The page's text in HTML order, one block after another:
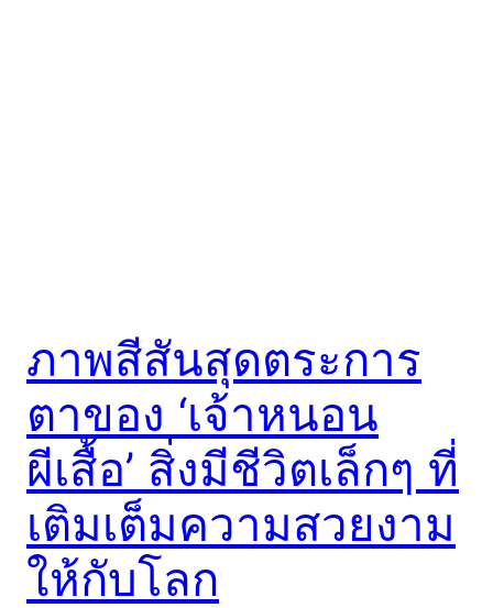
ภาพสีสันสุดตระการ
ตาของ ‘เจ้าหนอน
ผีเสื้อ’ สิ่งมีชีวิตเล็กๆ ที่
เติมเต็มความสวยงาม
ให้กับโลก